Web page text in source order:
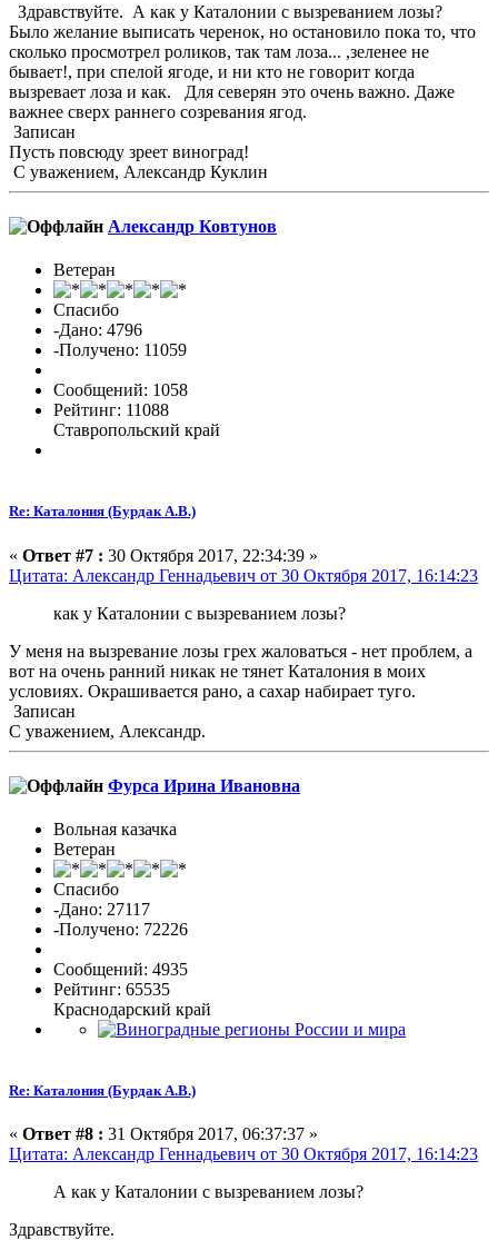
Здравствуйте. А как у Каталонии с вызреванием лозы?
Было желание выписать черенок, но остановило пока то, что
сколько просмотрел роликов, так там лоза... ,зеленее не
бывает!, при спелой ягоде, и ни кто не говорит когда
вызревает лоза и как. Для северян это очень важно. Даже
важнее сверх раннего созревания ягод.
Записан
Пусть повсюду зреет виноград!
С уважением, Александр Куклин
Александр Ковтунов
Ветеран
Спасибо
-Дано: 4796
-Получено: 11059
Сообщений: 1058
Рейтинг: 11088
Ставропольский край
Re: Каталония (Бурдак А.В.)
« Ответ #7 : 30 Октября 2017, 22:34:39 »
Цитата: Александр Геннадьевич от 30 Октября 2017, 16:14:23
как у Каталонии с вызреванием лозы?
У меня на вызревание лозы грех жаловаться - нет проблем, а
вот на очень ранний никак не тянет Каталония в моих
условиях. Окрашивается рано, а сахар набирает туго.
Записан
С уважением, Александр.
Фурса Ирина Ивановна
Вольная казачка
Ветеран
Спасибо
-Дано: 27117
-Получено: 72226
Сообщений: 4935
Рейтинг: 65535
Краснодарский край
Re: Каталония (Бурдак А.В.)
« Ответ #8 : 31 Октября 2017, 06:37:37 »
Цитата: Александр Геннадьевич от 30 Октября 2017, 16:14:23
А как у Каталонии с вызреванием лозы?
Здравствуйте.